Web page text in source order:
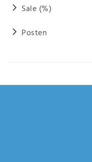
Sale (%)
Posten